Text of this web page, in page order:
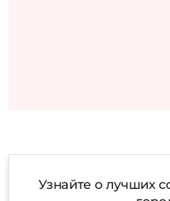
Узнайте о лучших